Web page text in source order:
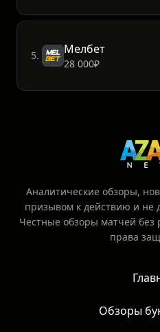
5. Мелбет
28 000₽
Аналитические обзоры,
призывом к действию и не
Честные обзоры матчей без
права
Обзоры